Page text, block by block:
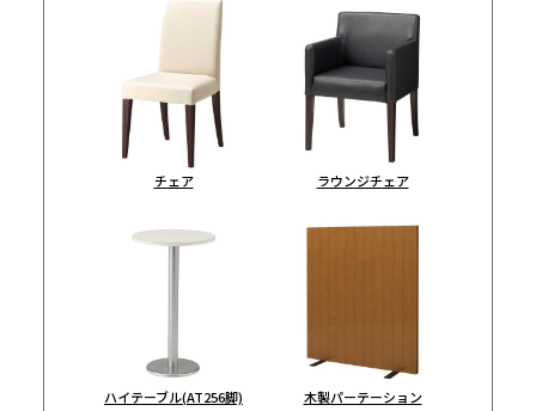
チェア ラウンジチェア
ハイテーブル(AT256脚) 木製パーテーション